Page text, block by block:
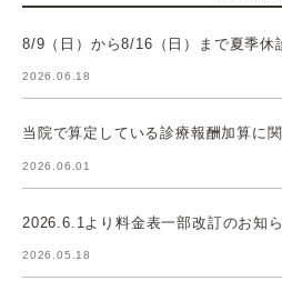
8/9（日）から8/16（日）まで夏季休
2026.06.18
当院で算定している診療報酬加算に
2026.06.01
2026.6.1より料金表一部改訂のお知
2026.05.18